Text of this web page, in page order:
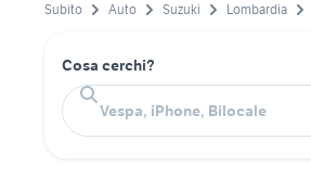
Subito Auto Suzuki Lombardia
Cosa cerchi?